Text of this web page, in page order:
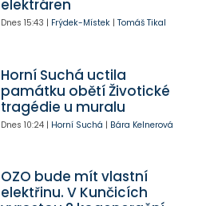
elektráren
Dnes 15:43 | Frýdek-Místek| Tomáš Tikal
Horní Suchá uctila
památku obětí Životické
tragédie u muralu
Dnes 10:24| Horní Suchá | Bára Kelnerová
OZO bude mít vlastní
elektřinu. V Kunčicích